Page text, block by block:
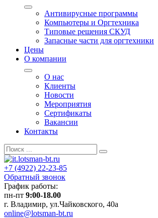
Антивирусные программы
Компьютеры и Оргтехника
Типовые решения СКУД
Запасные части для оргтехники
Цены
О компании
О нас
Клиенты
Новости
Мероприятия
Сертификаты
Вакансии
Контакты
+7 (4922) 22-23-85
Обратный звонок
График работы:
пн-пт 9:00-18.00
г. Владимир, ул.Чайковского, 40а
online@lotsman-bt.ru